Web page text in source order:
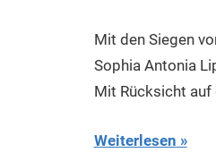
Mit den Siegen
Sophia Antonia
Mit Rücksicht auf
Weiterlesen